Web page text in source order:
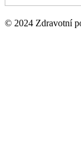
© 2024 Zdravotní